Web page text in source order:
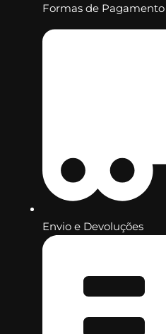
Formas de Pagamento
Envio e Devoluções